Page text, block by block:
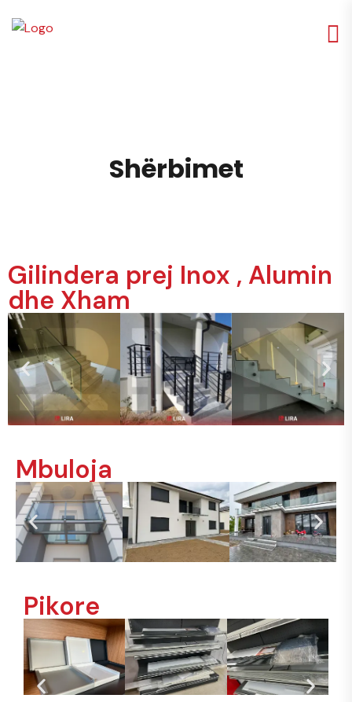
Shërbimet
Gilindera prej Inox , Alumin
dhe Xham
Mbuloja
Pikore